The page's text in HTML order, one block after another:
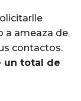
a ameaza de
contactos.
un total de